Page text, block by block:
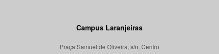
Campus Laranjeiras
Praça Samuel de Oliveira, s/n, Centro